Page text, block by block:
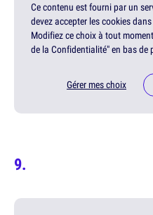
Ce contenu est fourni par un
devez accepter les cookies
Modifiez ce choix à tout
de la Confidentialité" en bas de
Gérer mes choix